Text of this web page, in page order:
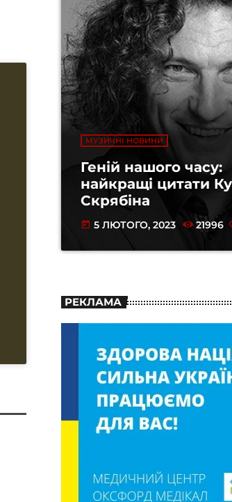
МУЗИЧНІ НОВИНИ
Геній нашого часу:
найкращі цитати
Скрябіна
today 5 ЛЮТОГО, 2023 21996
РЕКЛАМА